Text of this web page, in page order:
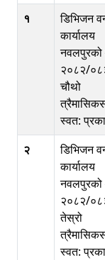
१
डिभिजन
कार्यालय
२०८२/
चौथो
स्वत:
२
डिभिजन
कार्यालय
२०८२/
तेस्रो
स्वत: